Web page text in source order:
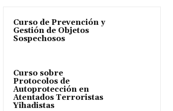
Curso de Prevención y
Gestión de Objetos
Sospechosos
Curso sobre
Protocolos de
Autoprotección en
Atentados Terroristas
Yihadistas